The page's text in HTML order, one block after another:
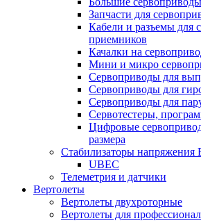
Запчасти для
Кабели и разъемы для
приемников
Качалки на
Мини и микро
Сервоприводы для
Сервоприводы для
Сервоприводы для
Сервотестеры,
Цифровые
размера
Стабилизаторы напряжения
UBEC
Телеметрия и датчики
Вертолеты
Вертолеты двухроторные
Вертолеты для